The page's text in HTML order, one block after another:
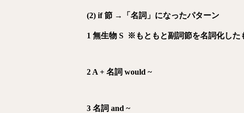
(2) if 節 →「名詞」になったパターン
1 無生物 S ※もともと副詞節を名詞化した
2 A + 名詞 would ~
3 名詞 and ~